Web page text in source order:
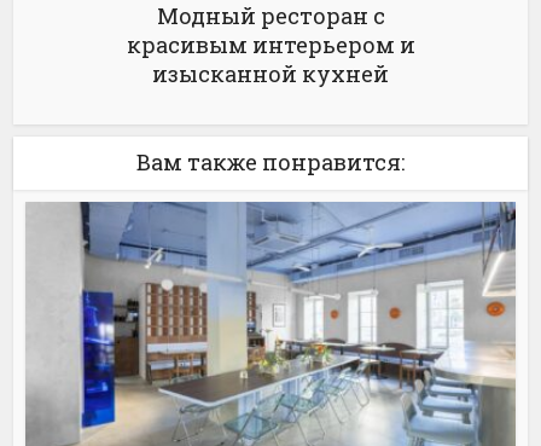
Модный ресторан с
красивым интерьером и
изысканной кухней
Вам также понравится: